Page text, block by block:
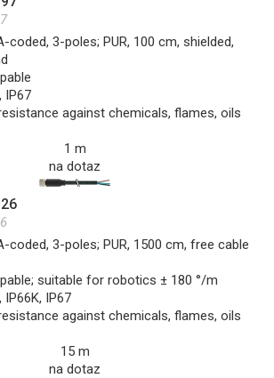
coded, 3-poles; PUR, 100 cm, shielded,
IP67
against chemicals, flames, oils
1 m
na dotaz
coded, 3-poles; PUR, 1500 cm, free cable
suitable for robotics ± 180 °/m
IP66K, IP67
against chemicals, flames, oils
15 m
na dotaz